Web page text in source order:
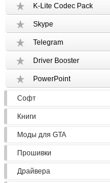
K-Lite Codec Pack
Skype
Telegram
Driver Booster
PowerPoint
Софт
Книги
Моды для GTA
Прошивки
Драйвера